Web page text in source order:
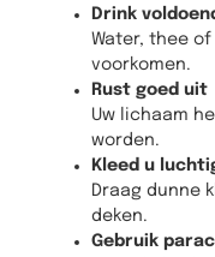
Drink
Water, thee
voorkomen.
Rust goed uit
Uw lichaam
worden.
Kleed u
Draag dunne
deken.
Gebruik